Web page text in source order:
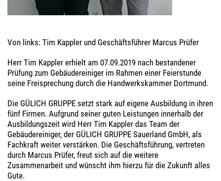
Von links: Tim Kappler und Geschäftsführer Marcus Prüfer
Herr Tim Kappler erhielt am 07.09.2019 nach bestandener
Prüfung zum Gebäudereiniger im Rahmen einer Feierstunde
seine Freisprechung durch die Handwerkskammer Dortmund.
Die GÜLICH GRUPPE setzt stark auf eigene Ausbildung in ihren
fünf Firmen. Aufgrund seiner guten Leistungen innerhalb der
Ausbildungszeit wird Herr Tim Kappler das Team der
Gebäudereiniger, der GÜLICH GRUPPE Sauerland GmbH, als
Fachkraft weiter verstärken. Die Geschäftsführung, vertreten
durch Marcus Prüfer, freut sich auf die weitere
Zusammenarbeit und wünscht ihm hierzu für die Zukunft alles
Gute.